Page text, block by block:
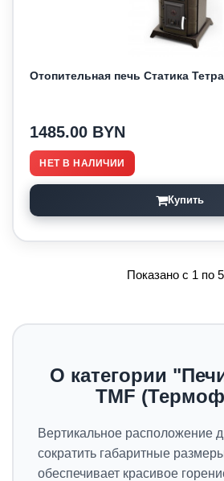
Отопительная печь Статика
1485.00 BYN
НЕТ В НАЛИЧИИ
Купить
Показано с 1 по
О категории
TMF
Вертикальное расположение
сократить габаритные
обеспечивает красивое